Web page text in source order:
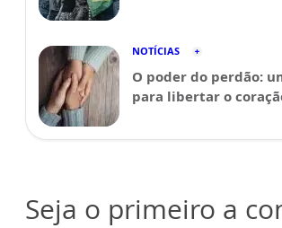
NOTÍCIAS
O poder do perdão:
para libertar o
Seja o primeiro a